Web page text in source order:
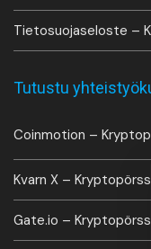
Tietosuojaseloste –
Tutustu
Coinmotion –
Kvarn X – Kryptopörssi
Gate.io – Kryptopörssi